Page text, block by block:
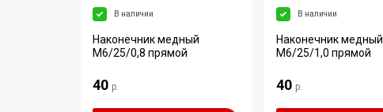
В наличии
Наконечник медный
M6/25/0,8 прямой
40 р.
В наличии
Наконечник медный
M6/25/1,0 прямой
40 р.